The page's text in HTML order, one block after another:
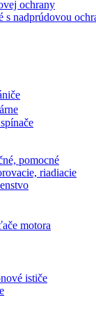
ochrany
s nadprúdovou
pomocné
riadiacie
motora
ističe